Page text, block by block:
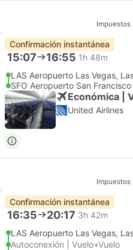
Confirmación instantánea
15:07 16:55 1h 48m
LAS Aeropuerto Las Vegas,
SFO Aeropuerto San Francisco
Económica |
United Airlines
Confirmación instantánea
16:35 20:17 3h 42m
LAS Aeropuerto Las Vegas,
Autoconexión | Vuelo+Vuelo